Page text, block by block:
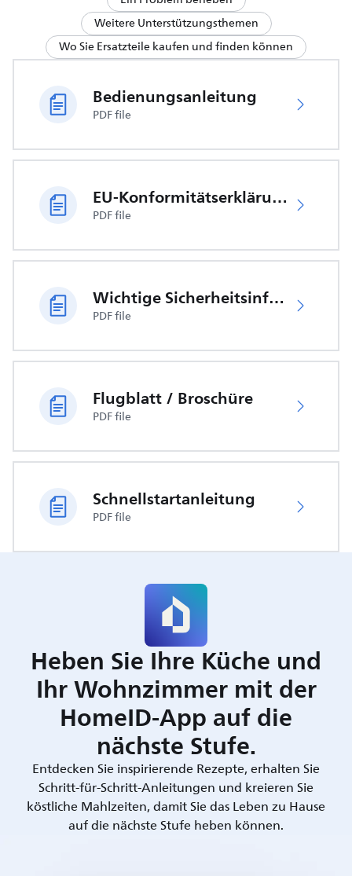
Weitere Unterstützungsthemen
Wo Sie Ersatzteile kaufen und finden können
Bedienungsanleitung
PDF file
EU-Konformitätserklärung
PDF file
Wichtige Sicherheitsinformationen
PDF file
Flugblatt / Broschüre
PDF file
Schnellstartanleitung
PDF file
Heben Sie Ihre Küche und
Ihr Wohnzimmer mit der
HomeID-App auf die
nächste Stufe.
Entdecken Sie inspirierende Rezepte, erhalten Sie
Schritt-für-Schritt-Anleitungen und kreieren Sie
köstliche Mahlzeiten, damit Sie das Leben zu Hause
auf die nächste Stufe heben können.